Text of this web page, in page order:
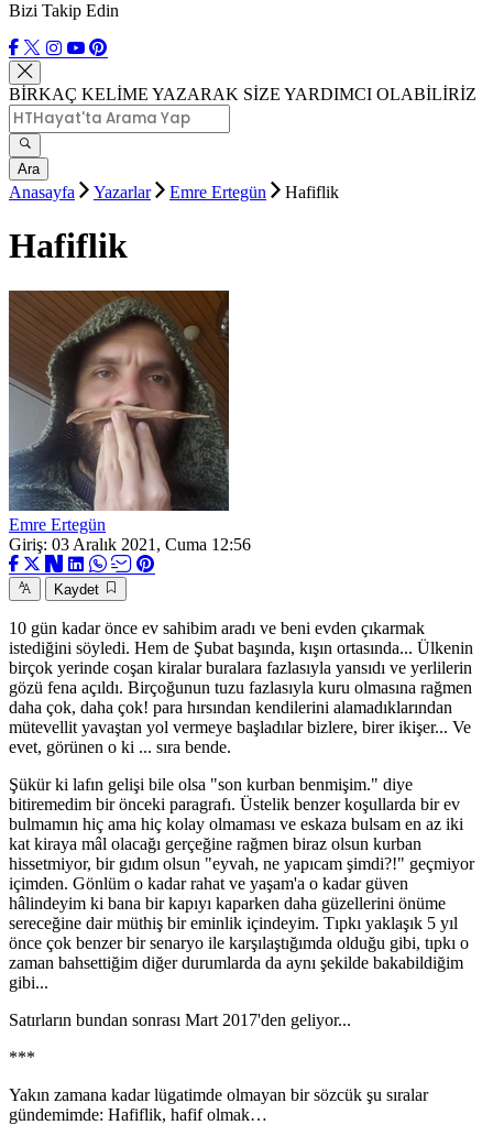
Bizi Takip Edin
BİRKAÇ KELİME YAZARAK SİZE YARDIMCI OLABİLİRİZ
Ara
Anasayfa Yazarlar Emre Ertegün Hafiflik
Hafiflik
Emre Ertegün
Giriş: 03 Aralık 2021, Cuma 12:56
Kaydet
10 gün kadar önce ev sahibim aradı ve beni evden çıkarmak
istediğini söyledi. Hem de Şubat başında, kışın ortasında... Ülkenin
birçok yerinde coşan kiralar buralara fazlasıyla yansıdı ve yerlilerin
gözü fena açıldı. Birçoğunun tuzu fazlasıyla kuru olmasına rağmen
daha çok, daha çok! para hırsından kendilerini alamadıklarından
mütevellit yavaştan yol vermeye başladılar bizlere, birer ikişer... Ve
evet, görünen o ki ... sıra bende.
Şükür ki lafın gelişi bile olsa "son kurban benmişim." diye
bitiremedim bir önceki paragrafı. Üstelik benzer koşullarda bir ev
bulmamın hiç ama hiç kolay olmaması ve eskaza bulsam en az iki
kat kiraya mâl olacağı gerçeğine rağmen biraz olsun kurban
hissetmiyor, bir gıdım olsun "eyvah, ne yapıcam şimdi?!" geçmiyor
içimden. Gönlüm o kadar rahat ve yaşam'a o kadar güven
hâlindeyim ki bana bir kapıyı kaparken daha güzellerini önüme
sereceğine dair müthiş bir eminlik içindeyim. Tıpkı yaklaşık 5 yıl
önce çok benzer bir senaryo ile karşılaştığımda olduğu gibi, tıpkı o
zaman bahsettiğim diğer durumlarda da aynı şekilde bakabildiğim
gibi...
Satırların bundan sonrası Mart 2017'den geliyor...
***
Yakın zamana kadar lügatimde olmayan bir sözcük şu sıralar
gündemimde: Hafiflik, hafif olmak…